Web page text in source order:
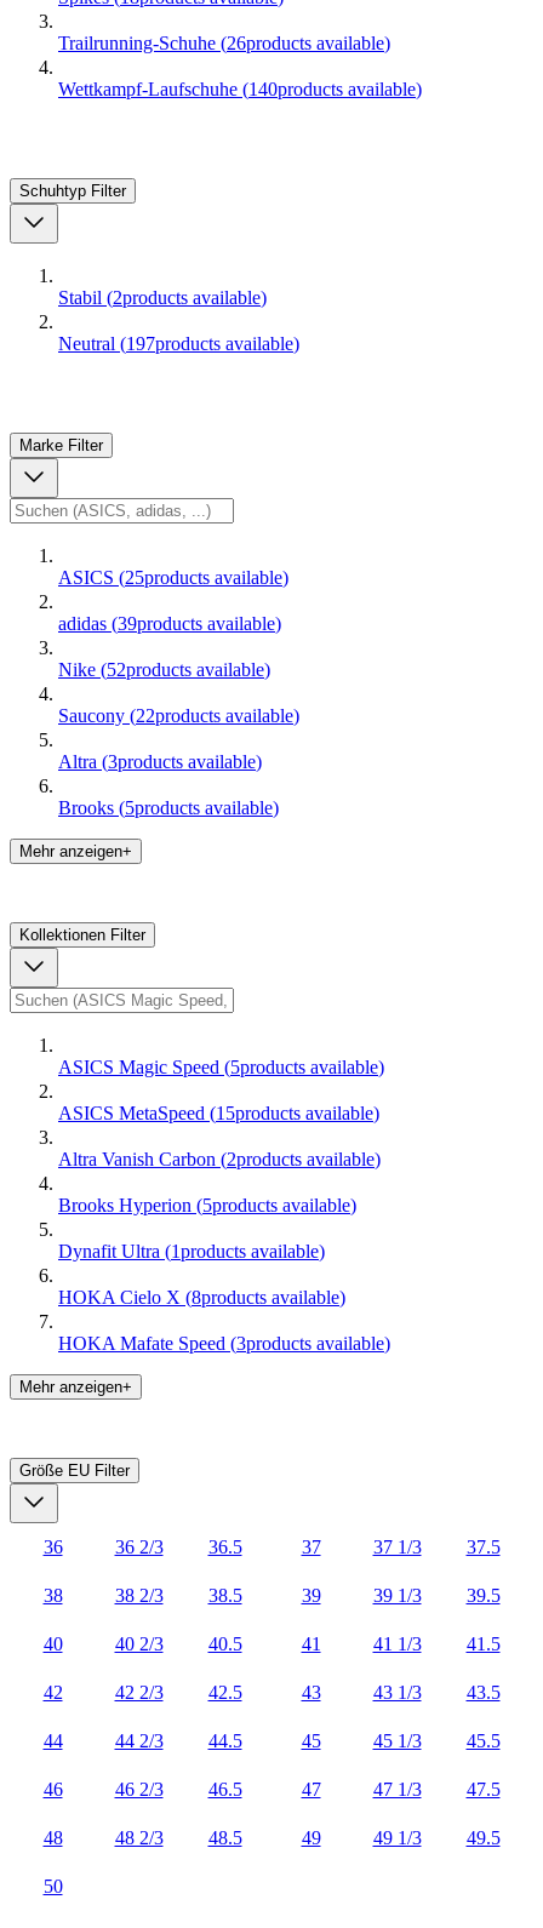
Trailrunning-Schuhe (26products available)
Wettkampf-Laufschuhe (140products available)
Schuhtyp Filter
Stabil (2products available)
Neutral (197products available)
Marke Filter
ASICS (25products available)
adidas (39products available)
Nike (52products available)
Saucony (22products available)
Altra (3products available)
Brooks (5products available)
Mehr anzeigen+
Kollektionen Filter
ASICS Magic Speed (5products available)
ASICS MetaSpeed (15products available)
Altra Vanish Carbon (2products available)
Brooks Hyperion (5products available)
Dynafit Ultra (1products available)
HOKA Cielo X (8products available)
HOKA Mafate Speed (3products available)
Mehr anzeigen+
Größe EU Filter
36 36 2/3 36.5 37 37 1/3 37.5
38 38 2/3 38.5 39 39 1/3 39.5
40 40 2/3 40.5 41 41 1/3 41.5
42 42 2/3 42.5 43 43 1/3 43.5
44 44 2/3 44.5 45 45 1/3 45.5
46 46 2/3 46.5 47 47 1/3 47.5
48 48 2/3 48.5 49 49 1/3 49.5
50